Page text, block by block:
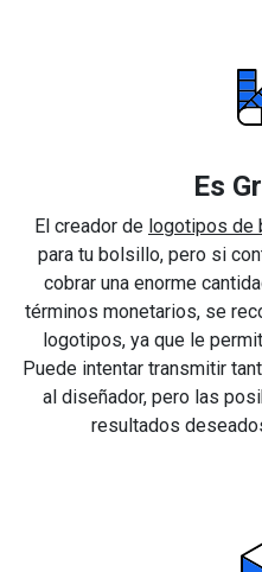
Es
El creador de logotipos de
para tu bolsillo, pero si
cobrar una enorme
términos monetarios, se
logotipos, ya que le
Puede intentar transmitir
al diseñador, pero las
resultados